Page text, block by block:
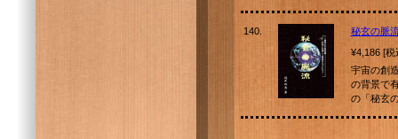
140.
秘玄の脈
¥4,186 [
宇宙の創
の背景で
の「秘玄